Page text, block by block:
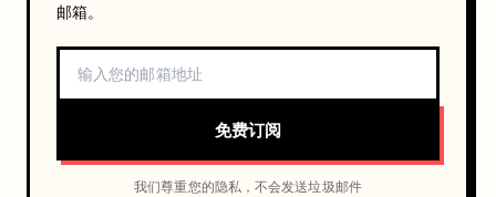
邮箱。
免费订阅
我们尊重您的隐私，不会发送垃圾邮件